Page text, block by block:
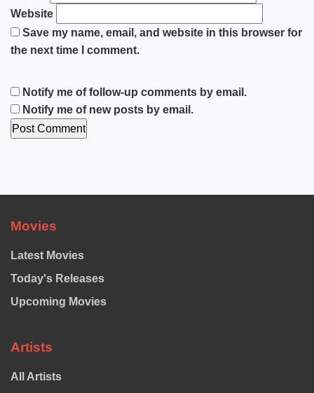
Website
Save my name, email, and website in this browser for
the next time I comment.
Notify me of follow-up comments by email.
Notify me of new posts by email.
Movies
Latest Movies
Today's Releases
Upcoming Movies
Artists
All Artists